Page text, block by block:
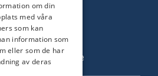
67
23 Stockholm
8 731 51 00
om din
med våra
som kan
information som
eller som de har
av deras